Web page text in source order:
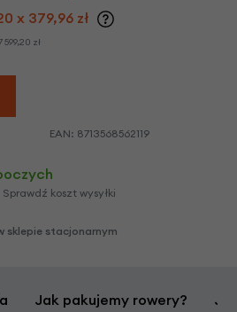
x 379,96 zł
599,20 zł
EAN: 8713568562119
Sprawdź koszt wysyłki
sklepie stacjonarnym
Jak pakujemy rowery?